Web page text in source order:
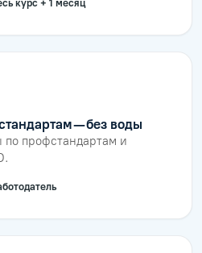
курс + 1 месяц
— без воды
профстандартам и